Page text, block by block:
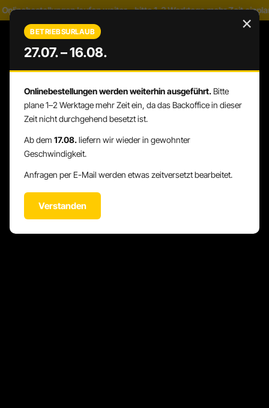
Zum Hauptinhalt springenlaufen weiter – bitte 1–2 Werktage mehr Zeit
DU HAST 0 PRODUKTE AUF DEM
×
BETRIEBSURLAUB
27.07. – 16.08.
Onlinebestellungen werden weiterhin ausgeführt. Bitte
plane 1–2 Werktage mehr Zeit ein, da das Backoffice in dieser
Zeit nicht durchgehend besetzt ist.
Ab dem 17.08.liefern wir wieder in gewohnter
Geschwindigkeit.
Anfragen per E-Mail werden etwas zeitversetzt bearbeitet.
Verstanden